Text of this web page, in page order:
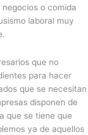
o comida
laboral muy
que no
para hacer
que se necesitan
disponen de
que se tiene que
ya de aquellos